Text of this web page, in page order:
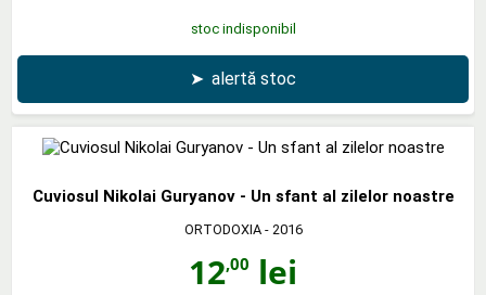
stoc indisponibil
➤ alertă stoc
Cuviosul Nikolai Guryanov - Un sfant al zilelor noastre
ORTODOXIA- 2016
12,00 lei